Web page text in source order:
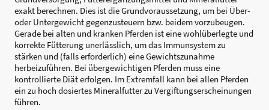
exakt berechnen. Dies ist die Grundvoraussetzung, um bei Über-
oder Untergewicht gegenzusteuern bzw. beidem vorzubeugen.
Gerade bei alten und kranken Pferden ist eine wohlüberlegte und
korrekte Fütterung unerlässlich, um das Immunsystem zu
stärken und (falls erforderlich) eine Gewichtszunahme
herbeizuführen. Bei übergewichtigen Pferden muss eine
kontrollierte Diät erfolgen. Im Extremfall kann bei allen Pferden
ein zu hoch dosiertes Mineralfutter zu Vergiftungserscheinungen
führen.